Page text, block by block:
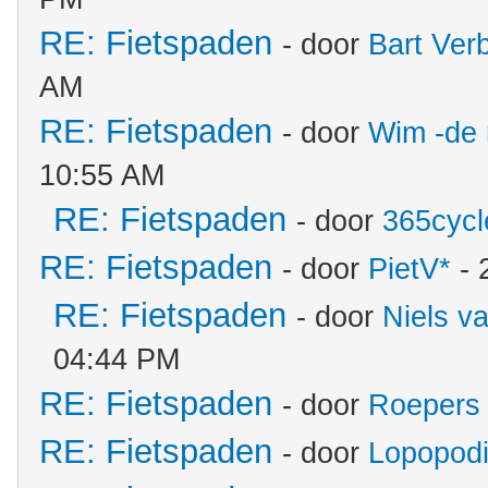
RE: Fietspaden - door Bart
AM
RE: Fietspaden - door Wim -de
10:55 AM
RE: Fietspaden - door
RE: Fietspaden - door PietV* -
RE: Fietspaden - door Niels
04:44 PM
RE: Fietspaden - door Roepers
RE: Fietspaden - door